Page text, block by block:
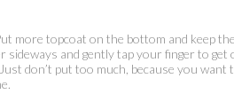
more topcoat on the bottom and keep
and gently tap your finger to get
don’t put too much, because you